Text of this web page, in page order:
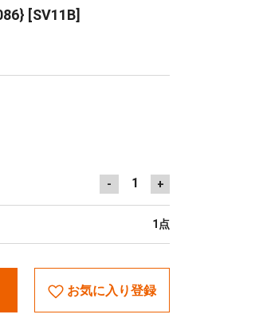
[SV11B]
- 1 +
1点
お気に入り登録